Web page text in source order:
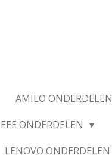
AMILO ONDERDELEN
EEE ONDERDELEN
LENOVO ONDERDELEN